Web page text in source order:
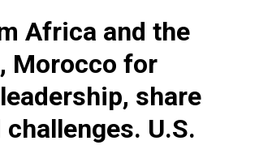
Africa and the
Morocco for
share
U.S.